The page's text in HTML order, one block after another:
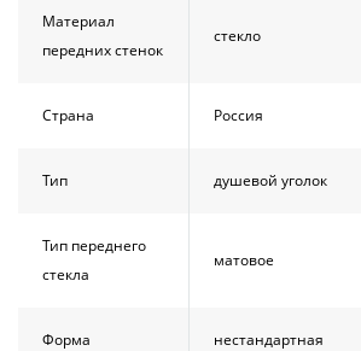
Материал
передних стенок
стекло
Страна Россия
Тип душевой уголок
Тип переднего
стекла
матовое
Форма нестандартная